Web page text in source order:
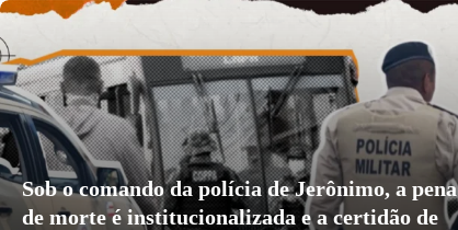
Sob o comando da polícia de Jerônimo, a pena
de morte é institucionalizada e a certidão de